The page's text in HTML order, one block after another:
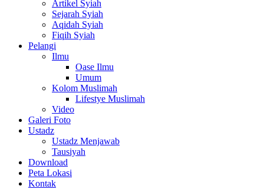
Artikel Syiah
Sejarah Syiah
Aqidah Syiah
Fiqih Syiah
Pelangi
Ilmu
Oase Ilmu
Umum
Kolom Muslimah
Lifestye Muslimah
Video
Galeri Foto
Ustadz
Ustadz Menjawab
Tausiyah
Download
Peta Lokasi
Kontak